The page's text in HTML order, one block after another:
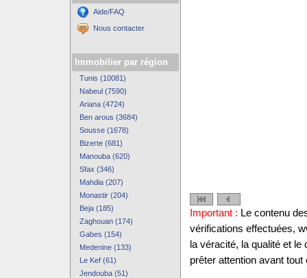
Aide/FAQ
Nous contacter
Immobilier par région
Tunis (10081)
Nabeul (7590)
Ariana (4724)
Ben arous (3684)
Sousse (1678)
Bizerte (681)
Manouba (620)
Sfax (346)
Mahdia (207)
Monastir (204)
Beja (185)
Zaghouan (174)
Gabes (154)
Medenine (133)
Le Kef (61)
Jendouba (51)
Important : Le contenu
vérifications effectuées,
la véracité, la qualité et
prêter attention avant tout